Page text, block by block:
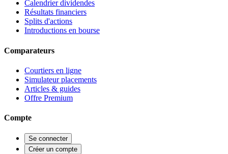
Calendrier dividendes
Résultats financiers
Splits d'actions
Introductions en bourse
Comparateurs
Courtiers en ligne
Simulateur placements
Articles & guides
Offre Premium
Compte
Se connecter
Créer un compte